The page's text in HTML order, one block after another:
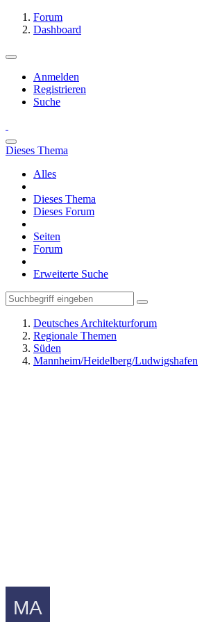
Forum
Dashboard
Anmelden
Registrieren
Suche
Dieses Thema
Alles
Dieses Thema
Dieses Forum
Seiten
Forum
Erweiterte Suche
Deutsches Architekturforum
Regionale Themen
Süden
Mannheim/Heidelberg/Ludwigshafen